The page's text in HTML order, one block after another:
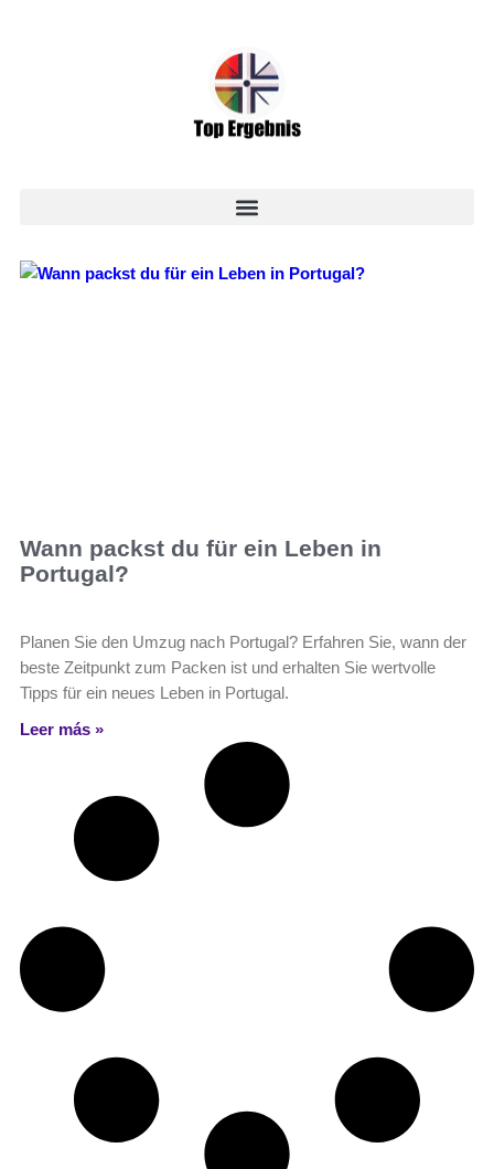
Wann packst du für ein Leben in
Portugal?
Planen Sie den Umzug nach Portugal? Erfahren Sie, wann der
beste Zeitpunkt zum Packen ist und erhalten Sie wertvolle
Tipps für ein neues Leben in Portugal.
Leer más »